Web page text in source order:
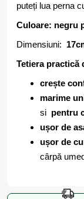
puteți lua perna
Culoare: negru
Dimensiuni:
Tetiera practică
crește
marime
si pentru
ușor de
ușor de
cârpă